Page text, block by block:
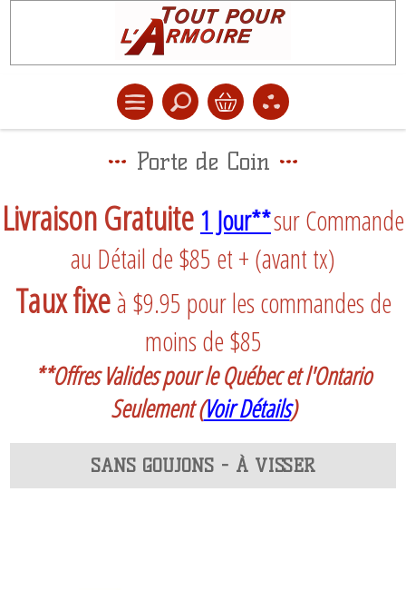
Porte de Coin
Livraison Gratuite 1 Jour**sur Commande
au Détail de $85 et + (avant tx)
Taux fixeà $9.95 pour les commandes de
moins de $85
**Offres Valides pour le Québec et l'Ontario
Seulement (Voir Détails)
SANS GOUJONS - À VISSER